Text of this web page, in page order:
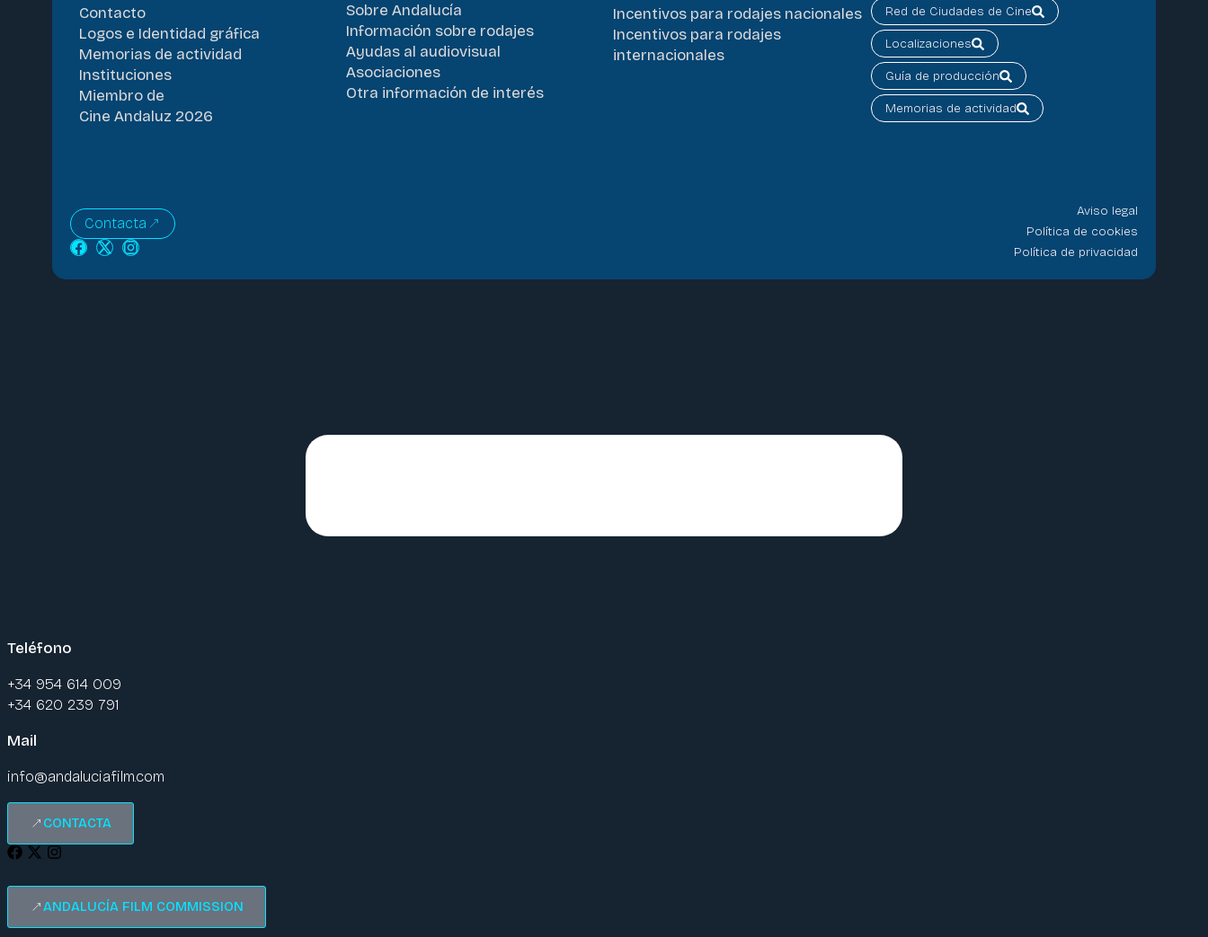
Contacto
Logos e Identidad gráfica
Memorias de actividad
Instituciones
Miembro de
Cine Andaluz 2026
Sobre Andalucía
Información sobre rodajes
Ayudas al audiovisual
Asociaciones
Otra información de interés
Incentivos para rodajes nacionales
Incentivos para rodajes
internacionales
Red de Ciudades de Cine
Localizaciones
Guía de producción
Memorias de actividad
Contacta
Aviso legal
Política de cookies
Política de privacidad
Teléfono
+34 954 614 009
+34 620 239 791
Mail
info@andaluciafilm.com
CONTACTA
ANDALUCÍA FILM COMMISSION